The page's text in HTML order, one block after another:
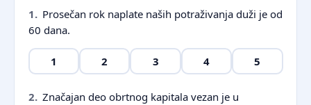
1. Prosečan rok naplate naših potraživanja duži je od
60 dana.
1 2 3 4 5
2. Značajan deo obrtnog kapitala vezan je u